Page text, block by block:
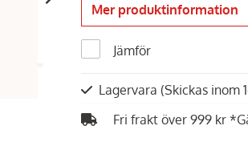
Aktivera
funktionella
tredjepartstjänster
Napoleon,Grillborste Pro
449 kr
Mer produktinformation
Jämför
Lagervara (Skickas inom
Fri frakt över 999 kr